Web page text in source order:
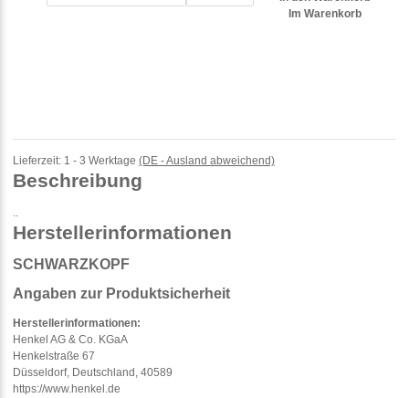
Im Warenkorb
Lieferzeit: 1 - 3 Werktage (DE - Ausland abweichend)
Beschreibung
Herstellerinformationen
SCHWARZKOPF
Angaben zur Produktsicherheit
Herstellerinformationen:
Henkel AG & Co. KGaA
Henkelstraße 67
Düsseldorf, Deutschland, 40589
https://www.henkel.de